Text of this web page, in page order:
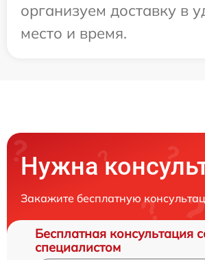
организуем доставку в
место и время.
Нужна
Закажите бесплатную
Бесплатная консультация
специалистом